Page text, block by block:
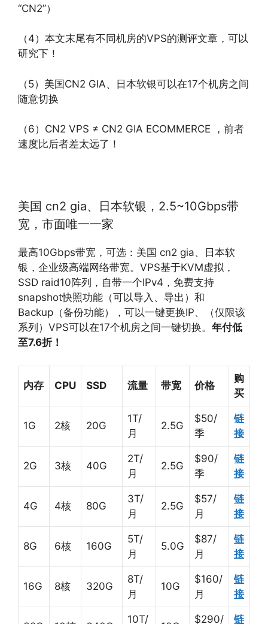
“CN2”）
（4）本文末尾有不同机房的VPS的测评文章，可以
研究下！
（5）美国CN2 GIA、日本软银可以在17个机房之间
随意切换
（6）CN2 VPS ≠ CN2 GIA ECOMMERCE ，前者
速度比后者差太远了！
美国 cn2 gia、日本软银，2.5~10Gbps带
宽，市面唯一一家
最高10Gbps带宽，可选：美国 cn2 gia、日本软
银，企业级高端网络带宽。VPS基于KVM虚拟，
SSD raid10阵列，自带一个IPv4，免费支持
snapshot快照功能（可以导入、导出）和
Backup（备份功能），可以一键更换IP、（仅限该
系列）VPS可以在17个机房之间一键切换。 年付低
至7.6折！
内存 CPU SSD 流量 带宽 价格
购
买
1G 2核 20G
1T/
月
2.5G
$50/
季
链
接
2G 3核 40G
2T/
月
2.5G
$90/
季
链
接
4G 4核 80G
3T/
月
2.5G
$57/
月
链
接
8G 6核 160G
5T/
月
5.0G
$87/
月
链
接
16G 8核 320G
8T/
月
10G
$160/
月
链
接
10T/ $290/ 链